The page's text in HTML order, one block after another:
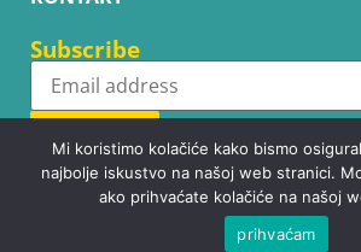
Subscribe
Subscribe
Copyright © WhatsupCams 2016 - 2026.
Mi koristimo kolačiće kako bismo
najbolje iskustvo na našoj web stranici.
ako prihvaćate kolačiće na našoj
prihvaćam